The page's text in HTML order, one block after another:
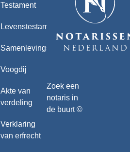
Testament
Levenstestament
Samenlevingscontract
Voogdij
Akte van
verdeling
Verklaring
van erfrecht
Zoek een
notaris in
de buurt ©